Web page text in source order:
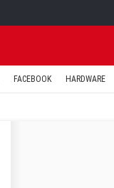
FACEBOOK HARDWARE